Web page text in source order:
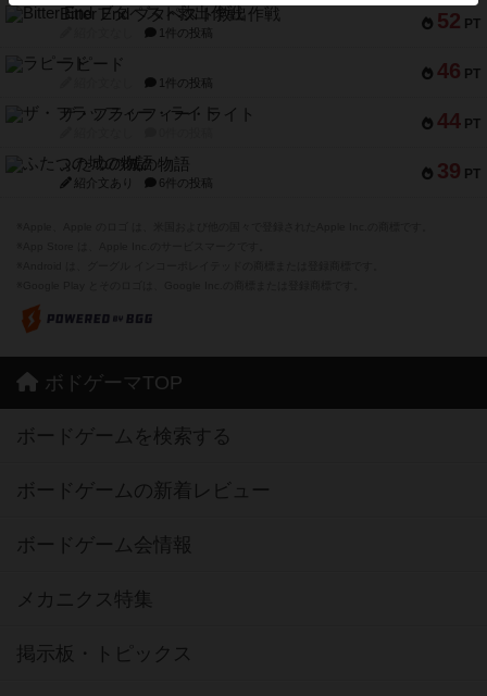
52 PT
Bitter End ブタペスト救出作戦
1件の投稿
46 PT
ラピード
1件の投稿
44 PT
ザ・フラッフィー・ライト
39 PT
ふたつの城の物語
紹介文あり 6件の投稿
ボドゲーマTOP
ボードゲームを検索する
ボードゲームの新着レビュー
ボードゲーム会情報
メカニクス特集
掲示板・トピックス